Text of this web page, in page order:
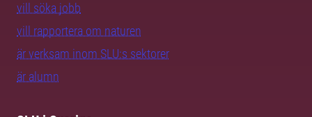
vill söka jobb
vill rapportera om naturen
är verksam inom SLU:s sektorer
är alumn